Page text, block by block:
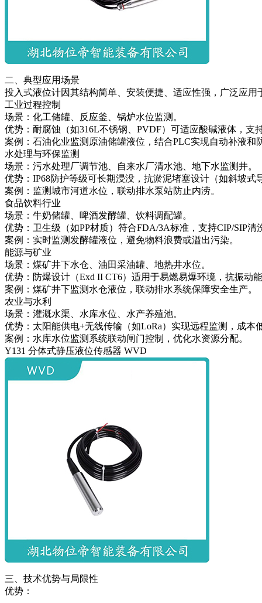
二、典型应用场景
投入式液位计因其结构简单、安装便捷、适应性强，广泛应用
工业过程控制
场景：化工储罐、反应釜、锅炉水位监测。
优势：耐腐蚀（如316L不锈钢、PVDF）可适应酸碱液体，支
案例：石油化业监测原油储罐液位，结合PLC实现自动补液和
水处理与环保监测
场景：污水处理厂调节池、自来水厂清水池、地下水监测井。
优势：IP68防护等级可长期浸没，抗淤泥堵塞设计（如斜坡式
案例：监测城市河道水位，联动排水泵站防止内涝。
食品饮料行业
场景：牛奶储罐、啤酒发酵罐、饮料调配罐。
优势：卫生级（如PP材质）符合FDA/3A标准，支持CIP/SIP清
案例：实时监测发酵罐液位，避免物料浪费或溢出污染。
能源与矿业
场景：煤矿井下水仓、油田采油罐、地热井水位。
优势：防爆设计（Exd II CT6）适用于易燃易爆环境，抗振动
案例：煤矿井下监测水仓液位，联动排水系统保障安全生产。
农业与水利
场景：灌溉水渠、水库水位、水产养殖池。
优势：太阳能供电+无线传输（如LoRa）实现远程监测，成本
案例：水库水位监测系统联动闸门控制，优化水资源分配。
Y131 分体式静压液位传感器 WVD
三、技术优势与局限性
优势：